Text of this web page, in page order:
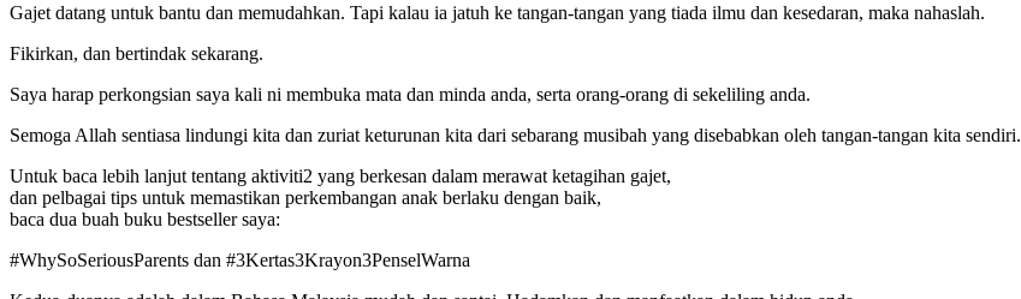
Gajet datang untuk bantu dan memudahkan. Tapi kalau ia jatuh ke tangan-tangan yang tiada ilmu dan kesedaran, maka nahaslah.
Fikirkan, dan bertindak sekarang.
Saya harap perkongsian saya kali ni membuka mata dan minda anda, serta orang-orang di sekeliling anda.
Semoga Allah sentiasa lindungi kita dan zuriat keturunan kita dari sebarang musibah yang disebabkan oleh tangan-tangan kita sendiri.
Untuk baca lebih lanjut tentang aktiviti2 yang berkesan dalam merawat ketagihan gajet,
dan pelbagai tips untuk memastikan perkembangan anak berlaku dengan baik,
baca dua buah buku bestseller saya:
#WhySoSeriousParents dan #3Kertas3Krayon3PenselWarna